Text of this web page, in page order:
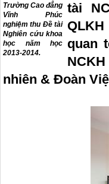
Trường Cao đẳng
Vĩnh Phúc
nghiệm thu Đề tài
Nghiên cứu khoa
học năm học
2013-2014.
tài
quan
nhiên & Đoàn